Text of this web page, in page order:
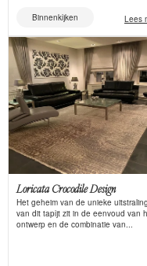
Binnenkijken Lees
Loricata Crocodile Design
Het geheim van de unieke uitstraling
van dit tapijt zit in de eenvoud van
ontwerp en de combinatie van...